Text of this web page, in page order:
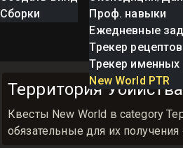
Сборки
Проф. навыки
Ежедневные
Трекер
Трекер
New World PTR
Территория
Квесты New World в category
обязательные для их